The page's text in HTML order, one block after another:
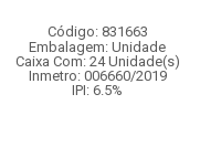
Código: 831663
Embalagem: Unidade
Caixa Com: 24 Unidade(s)
Inmetro: 006660/2019
IPI: 6.5%